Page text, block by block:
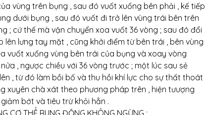
vùng trên bụng , sau đó vuốt xuống bên phải , kế tiếp
dưới bụng , sau đó vuốt đi trở lên vùng trái bên trên
; cứ thế mà vận chuyển xoa vuốt 36 vòng ; sau đó đổi
lưng tay mặt , cũng khởi điểm từ bên trái , bên vùng
vuốt xuống vùng bên trái của bụng và xoay vòng
, ngược chiều với 36 vòng trước ; một lúc sau sẻ
, từ đó làm bồi bố và thu hồi khí lực cho sự thất thoát
xuyên chà xát theo phương pháp trên , hiện tưượng
bớt và tiêu trừ khỏi hẳn .
CƠ THỂ RUNG ĐỘNG KHÔNG NGỪNG :